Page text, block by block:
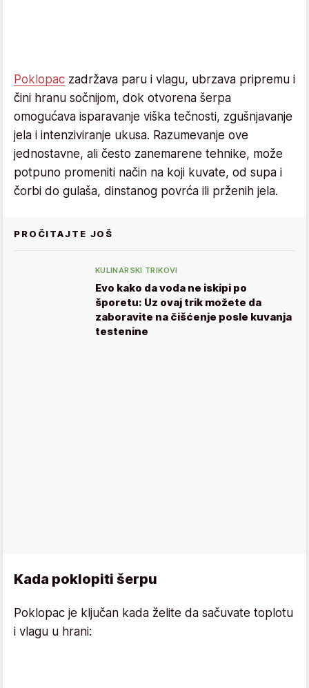
Poklopac zadržava paru i vlagu, ubrzava pripremu i
čini hranu sočnijom, dok otvorena šerpa
omogućava isparavanje viška tečnosti, zgušnjavanje
jela i intenziviranje ukusa. Razumevanje ove
jednostavne, ali često zanemarene tehnike, može
potpuno promeniti način na koji kuvate, od supa i
čorbi do gulaša, dinstanog povrća ili prženih jela.
PROČITAJTE JOŠ
KULINARSKI TRIKOVI
Evo kako da voda ne iskipi po
šporetu: Uz ovaj trik možete da
zaboravite na čišćenje posle kuvanja
testenine
Kada poklopiti šerpu
Poklopac je ključan kada želite da sačuvate toplotu
i vlagu u hrani: